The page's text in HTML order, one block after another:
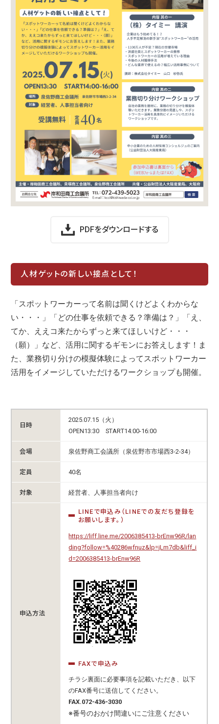
PDFをダウンロードする
人材ゲットの新しい接点として！
「スポットワーカーって名前は聞くけどよくわからな
い・・・」「どの仕事を依頼できる？準備は？」「え、
てか、ええコ来たからずっと来てほしいけど・・・
（願）」など、活用に関するギモンにお答えします！ま
た、業務切り分けの模擬体験によってスポットワーカー
活用をイメージしていただけるワークショップも開催。
日時
2025.07.15（火）
OPEN13:30 START14:00-16:00
会場 泉佐野商工会議所（泉佐野市市場西3-2-34）
定員 40名
対象 経営者、人事担当者向け
申込方法
LINEで申込み（LINEでの友だち登録を
お願いします。）
https://liff.line.me/2006385413-brEnw96R/lan
ding?follow=%40286wfnuz&lp=jLm7db&liff_i
d=2006385413-brEnw96R
FAXで申込み
チラシ裏面に必要事項を記載いただき、以下
のFAX番号に送信してください。
FAX.072-436-3030
※番号のおかけ間違いにご注意ください